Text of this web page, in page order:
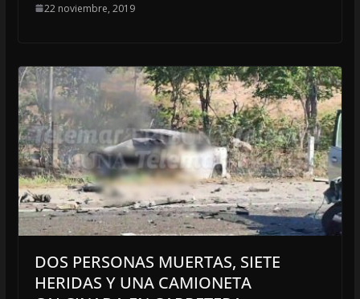
22 noviembre, 2019
DOS PERSONAS MUERTAS, SIETE
HERIDAS Y UNA CAMIONETA